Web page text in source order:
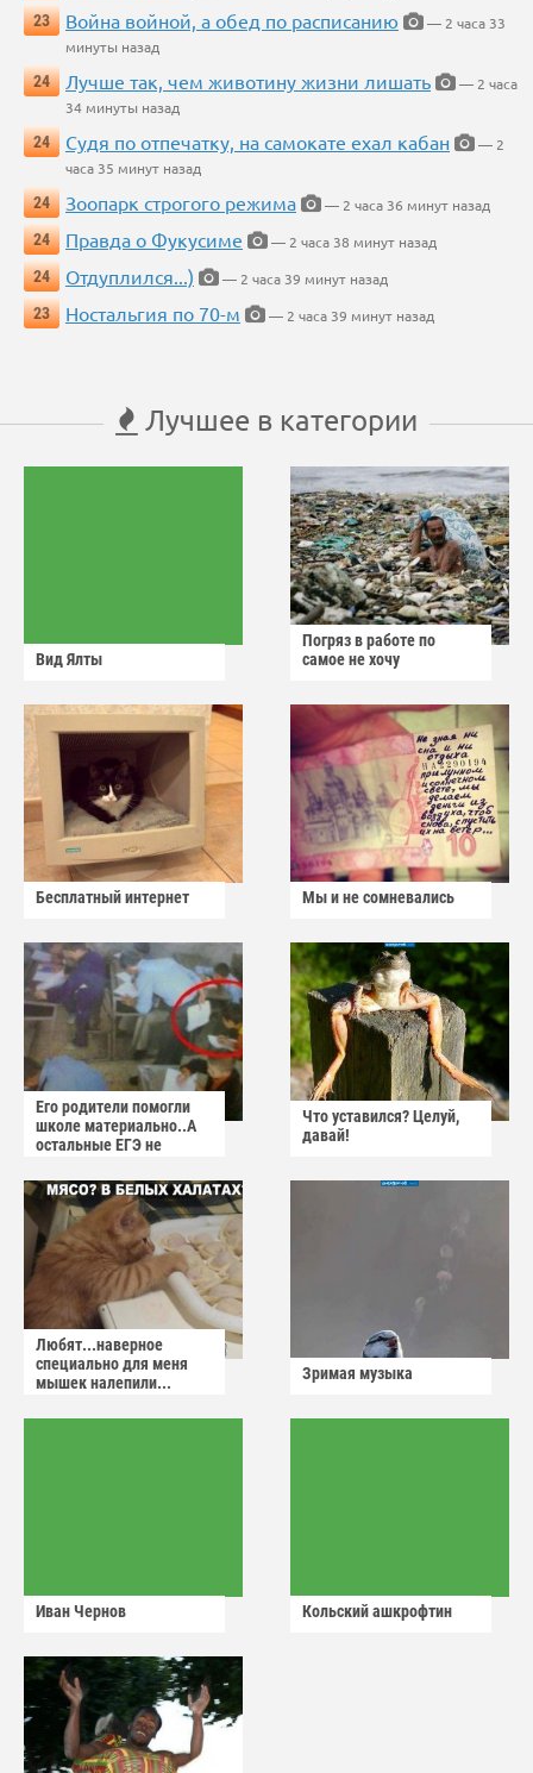
23
Война войной, а обед по расписанию
— 2 часа 33
минуты назад
24
Лучше так, чем животину жизни лишать
— 2 часа
34 минуты назад
24
Судя по отпечатку, на самокате ехал кабан
— 2
часа 35 минут назад
24
Зоопарк строгого режима
— 2 часа 36 минут назад
24
Правда о Фукусиме
— 2 часа 38 минут назад
24
Отдуплился...)
— 2 часа 39 минут назад
23
Ностальгия по 70-м — 2 часа 39 минут назад
Лучшее в категории
Вид Ялты
Погряз в работе по
самое не хочу
Бесплатный интернет Мы и не сомневались
Его родители помогли
школе материально..А
остальные ЕГЭ не
Что уставился? Целуй,
давай!
Любят...наверное
специально для меня
мышек налепили...
Зримая музыка
Иван Чернов Кольский ашкрофтин